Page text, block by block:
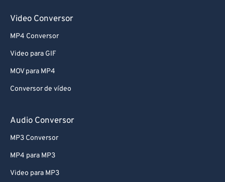
Video Conversor
MP4 Conversor
Video para GIF
MOV para MP4
Conversor de vídeo
Audio Conversor
MP3 Conversor
MP4 para MP3
Video para MP3